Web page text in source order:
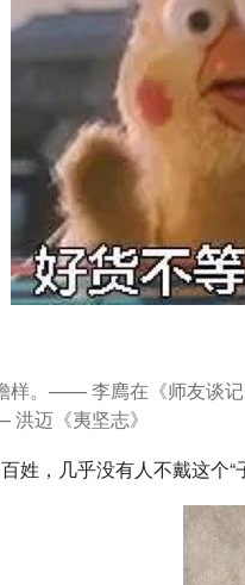
样。—— 李廌在《师友谈记
迈《夷坚志》
，几乎没有人不戴这个“